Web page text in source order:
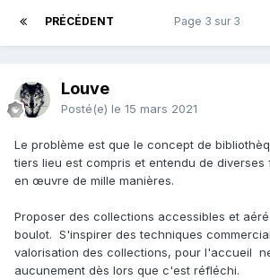
PRÉCÉDENT Page 3 sur 3
Louve
Posté(e) le 15 mars 2021
Le problème est que le concept de
tiers lieu est compris et entendu de diverses
en œuvre de mille manières.
Proposer des collections accessibles et
boulot. S'inspirer des techniques
valorisation des collections, pour l'accueil
aucunement dès lors que c'est réfléchi.